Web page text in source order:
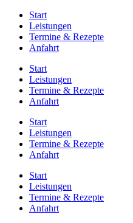
Start
Leistungen
Termine & Rezepte
Anfahrt
Start
Leistungen
Termine & Rezepte
Anfahrt
Start
Leistungen
Termine & Rezepte
Anfahrt
Start
Leistungen
Termine & Rezepte
Anfahrt